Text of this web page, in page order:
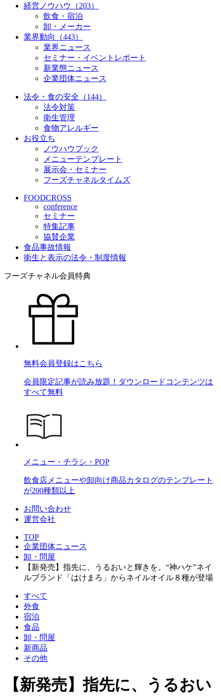
経営ノウハウ（203）
飲食・宿泊
卸・メーカー
業界動向（443）
業界ニュース
セミナー・イベントレポート
新業態ニュース
企業団体ニュース
法令・食の安全（144）
法令対策
衛生管理
食物アレルギー
お役立ち
ノウハウブック
メニューテンプレート
展示会・セミナー
フーズチャネルタイムズ
FOODCROSS
conference
セミナー
特集記事
協賛企業
食品事故情報
衛生と表示の法令・制度情報
フーズチャネル会員特典
無料会員登録はこちら
会員限定記事が読み放題！ダウンロードコンテンツは
すべて無料
メニュー・チラシ・POP
飲食店メニューや卸向け商品カタログのテンプレート
が200種類以上
お問い合わせ
運営会社
TOP
企業団体ニュース
卸・問屋
【新発売】指先に、うるおいと輝きを。“神ハケ”ネイ
ルブランド「はけまろ」からネイルオイル８種が登場
すべて
外食
宿泊
食品
卸・問屋
新商品
その他
【新発売】指先に、うるおい